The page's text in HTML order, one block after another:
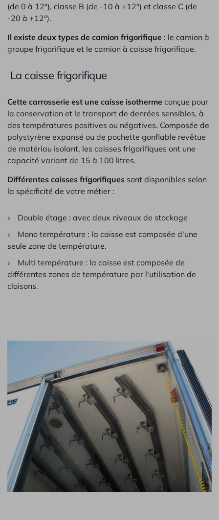
(de 0 à 12°), classe B (de -10 à +12°) et classe C (de
-20 à +12°).
Il existe deux types de camion frigorifique : le camion à
groupe frigorifique et le camion à caisse frigorifique.
La caisse frigorifique
Cette carrosserie est une caisse isotherme conçue pour
la conservation et le transport de denrées sensibles, à
des températures positives ou négatives. Composée de
polystyrène expansé ou de pochette gonflable revêtue
de matériau isolant, les caisses frigorifiques ont une
capacité variant de 15 à 100 litres.
Différentes caisses frigorifiques sont disponibles selon
la spécificité de votre métier :
Double étage : avec deux niveaux de stockage
Mono température : la caisse est composée d'une
seule zone de température.
Multi température : la caisse est composée de
différentes zones de température par l'utilisation de
cloisons.